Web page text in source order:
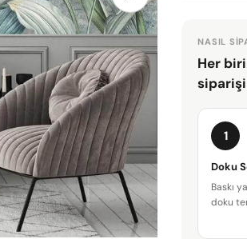
NASIL
Her
1
Doku
Baskı
doku